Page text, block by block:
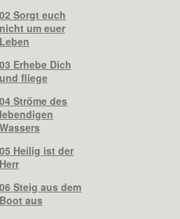
02 Sorgt euch
nicht um euer
Leben
03 Erhebe Dich
und fliege
04 Ströme des
lebendigen
Wassers
05 Heilig ist der
Herr
06 Steig aus dem
Boot aus